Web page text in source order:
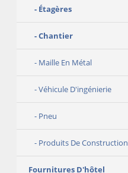
Étagères
Chantier
Maille En Métal
Véhicule D'ingénierie
Pneu
Produits De Construction
Fournitures D'hôtel